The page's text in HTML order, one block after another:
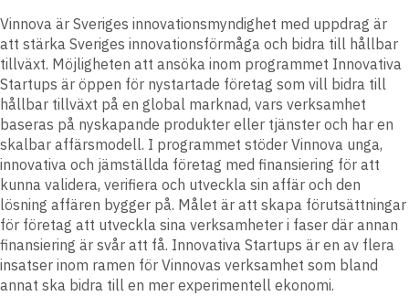
Vinnova är Sveriges innovationsmyndighet med uppdrag är
att stärka Sveriges innovationsförmåga och bidra till hållbar
tillväxt. Möjligheten att ansöka inom programmet Innovativa
Startups är öppen för nystartade företag som vill bidra till
hållbar tillväxt på en global marknad, vars verksamhet
baseras på nyskapande produkter eller tjänster och har en
skalbar affärsmodell. I programmet stöder Vinnova unga,
innovativa och jämställda företag med finansiering för att
kunna validera, verifiera och utveckla sin affär och den
lösning affären bygger på. Målet är att skapa förutsättningar
för företag att utveckla sina verksamheter i faser där annan
finansiering är svår att få. Innovativa Startups är en av flera
insatser inom ramen för Vinnovas verksamhet som bland
annat ska bidra till en mer experimentell ekonomi.